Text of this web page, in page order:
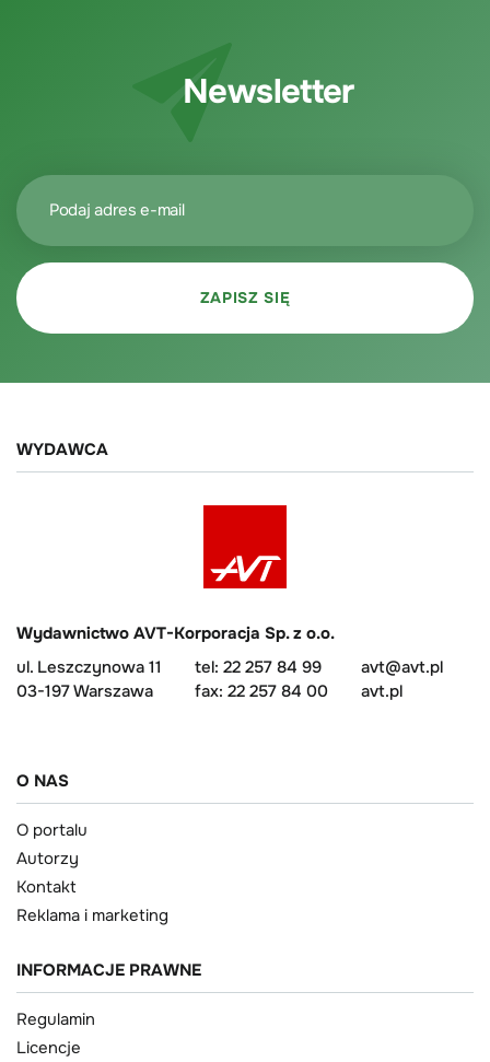
Newsletter
WYDAWCA
Wydawnictwo AVT-Korporacja Sp. z o.o.
ul. Leszczynowa 11
03-197 Warszawa
tel: 22 257 84 99
fax: 22 257 84 00
avt@avt.pl
avt.pl
O NAS
O portalu
Autorzy
Kontakt
Reklama i marketing
INFORMACJE PRAWNE
Regulamin
Licencje